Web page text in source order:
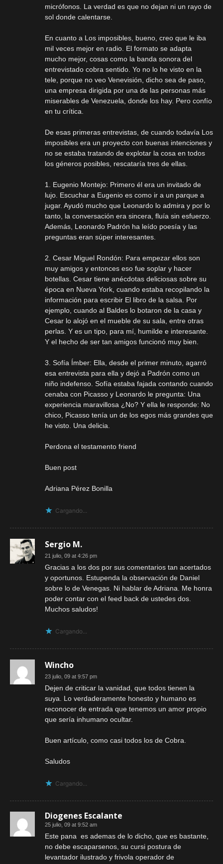
micrófonos. La verdad es que no dejan ni un rayo de
sol donde calentarse.
En cuanto a Los imposibles, bueno, creo que le iba
mil veces mejor en radio. El formato se adapta
mucho mejor, cosas como la banda sonora del
entrevistado cobra sentido. Yo no lo he visto en la
tele, porque no veo Venevisión, dicho sea de paso,
una empresa dirigida por una de las personas más
miserables de Venezuela, donde los hay. Pero confío
en tu crítica.
De esas primeras entrevistas, de cuando todavía Los
imposibles era un proyecto con buenas intenciones y
no se estaba tratando de explotar la cosa en todos
los géneros posibles, rescataría tres de ellas.
1. Eugenio Montejo: Primero él era un invitado de
lujo. Escuchar a Eugenio es como ir a un parque a
jugar. Ayudó mucho que Leonardo lo admira y por lo
tanto, la conversación era sincera, fluía sin esfuerzo.
Además, Leonardo Padrón ha leído poesía y las
preguntas eran súper interesantes.
2. Cesar Miguel Rondón: Para empezar ellos son
muy amigos y entonces eso fue soplar y hacer
botellas. Cesar tiene anécdotas deliciosas sobre su
época en Nueva York, cuando estaba recopilando la
información para escribir El libro de la salsa. Por
ejemplo, cuando al Baldes lo botaron de la casa y
Cesar lo alojó en el mueble de su sala, entre otras
perlas. Y es un tipo, para mí, humilde e interesante.
Y el hecho de ser tan amigos funcionó muy bien.
3. Sofía Ímber: Ella, desde el primer minuto, agarró
esa entrevista para ella y dejó a Padrón como un
niño indefenso. Sofía estaba fajada contando cuando
cenaba con Picasso y Leonardo le pregunta: Una
experiencia maravillosa ¿No? Y ella le responde: No
chico, Picasso tenía un de los egos más grandes que
he visto. Una delicia.
Perdona el testamento friend
Buen post
Adriana Pérez Bonilla
Cargando...
Sergio M.
21 julio, 09 at 4:26 pm
Gracias a los dos por sus comentarios tan acertados
y oportunos. Estupenda la observación de Daniel
sobre lo de Venegas. Ni hablar de Adriana. Me honra
poder contar con el feed back de ustedes dos.
Muchos saludos!
Cargando...
Wincho
23 julio, 09 at 9:57 pm
Dejen de criticar la vanidad, que todos tienen la
suya. Lo verdaderamente honesto y humano es
reconocer de entrada que tenemos un amor propio
que sería inhumano ocultar.
Buen artículo, como casi todos los de Cobra.
Saludos
Cargando...
Diogenes Escalante
25 julio, 09 at 9:52 am
Este pana es ademas de lo dicho, que es bastante,
no debe escaparsenos, su cursi postura de
levantador ilustrado y frivola operador de